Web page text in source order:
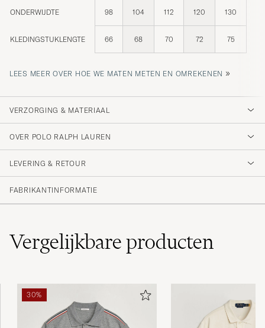
ONDERWIJDTE 98 104 112 120 130
KLEDINGSTUKLENGTE 66 68 70 72 75
LEES MEER OVER HOE WE MATEN METEN EN OMREKENEN »
VERZORGING & MATERIAAL
OVER POLO RALPH LAUREN
LEVERING & RETOUR
FABRIKANTINFORMATIE
Vergelijkbareproducten
30%